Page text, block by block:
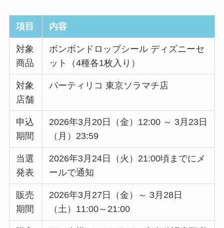
項目 内容
対象
商品
ボンボンドロップシール ディズニーセ
ット（4種各1枚入り）
対象
店舗
パーティリコ 東京ソラマチ店
申込
期間
2026年3月20日（金）12:00 ～ 3月23日
（月）23:59
当選
発表
2026年3月24日（火）21:00頃までにメ
ールで通知
販売
期間
2026年3月27日（金）～ 3月28日
（土）11:00～21:00